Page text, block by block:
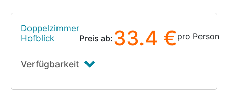
Doppelzimmer
Hofblick
Preis ab:33.4 €pro Person
Verfügbarkeit